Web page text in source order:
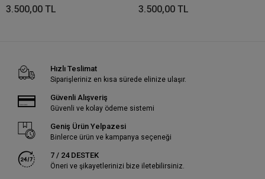
3.500,00 TL 3.500,00 TL
Hızlı Teslimat
Siparişleriniz en kısa sürede elinize ulaşır.
Güvenli Alışveriş
Güvenli ve kolay ödeme sistemi
Geniş Ürün Yelpazesi
Binlerce ürün ve kampanya seçeneği
7 / 24 DESTEK
Öneri ve şikayetlerinizi bize iletebilirsiniz.